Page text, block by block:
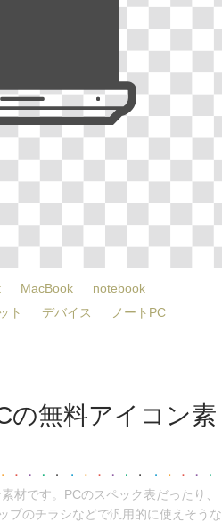
MacBook
notebook
ト デバイス
ノートPC
の無料アイコン素
材です。PCのスペック表だったり、
プのチラシなどで汎用的に使えそうな